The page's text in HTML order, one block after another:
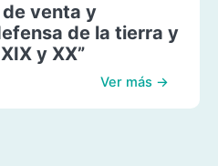
de venta y
de la tierra y
y XX”
Ver más →